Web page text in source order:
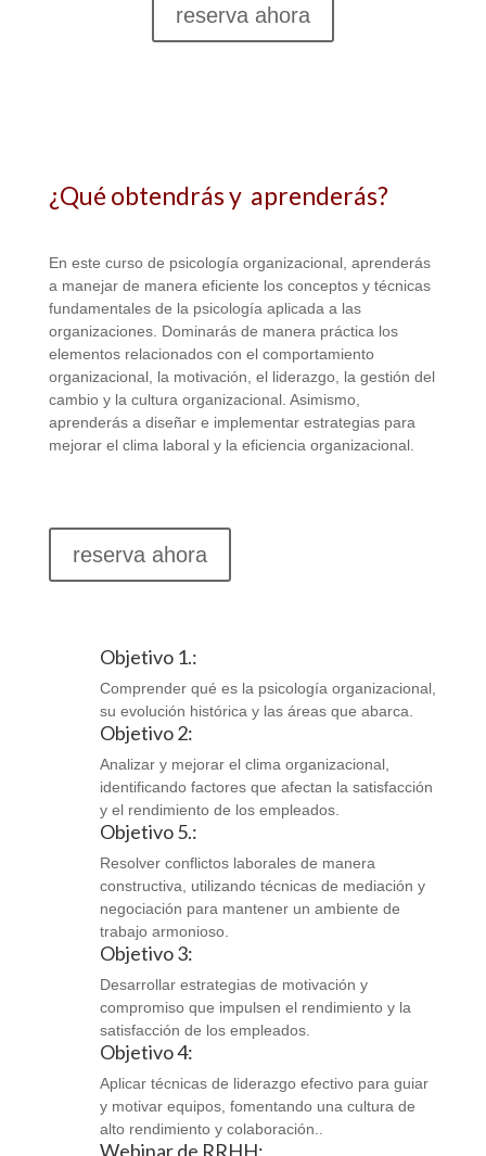
reserva ahora
¿Qué obtendrás y aprenderás?
En este curso de psicología organizacional, aprenderás
a manejar de manera eficiente los conceptos y técnicas
fundamentales de la psicología aplicada a las
organizaciones. Dominarás de manera práctica los
elementos relacionados con el comportamiento
organizacional, la motivación, el liderazgo, la gestión del
cambio y la cultura organizacional. Asimismo,
aprenderás a diseñar e implementar estrategias para
mejorar el clima laboral y la eficiencia organizacional.
reserva ahora
Objetivo 1.:
Comprender qué es la psicología organizacional,
su evolución histórica y las áreas que abarca.
Objetivo 2:
Analizar y mejorar el clima organizacional,
identificando factores que afectan la satisfacción
y el rendimiento de los empleados.
Objetivo 5.:
Resolver conflictos laborales de manera
constructiva, utilizando técnicas de mediación y
negociación para mantener un ambiente de
trabajo armonioso.
Objetivo 3:
Desarrollar estrategias de motivación y
compromiso que impulsen el rendimiento y la
satisfacción de los empleados.
Objetivo 4:
Aplicar técnicas de liderazgo efectivo para guiar
y motivar equipos, fomentando una cultura de
alto rendimiento y colaboración..
Webinar de RRHH: